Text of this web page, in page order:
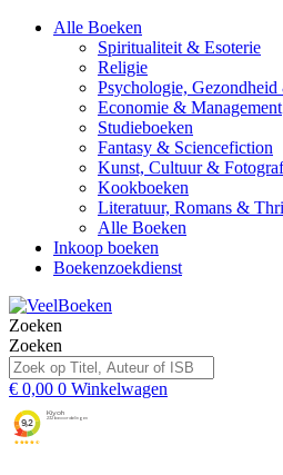
Alle Boeken
Spiritualiteit & Esoterie
Religie
Psychologie,
Economie & Management
Studieboeken
Fantasy & Sciencefiction
Kunst, Cultuur &
Kookboeken
Literatuur, Romans &
Alle Boeken
Inkoop boeken
Boekenzoekdienst
Zoeken
Zoeken
€ 0,00 0 Winkelwagen